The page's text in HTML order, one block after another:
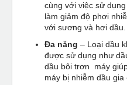
cùng với việc sử
làm giảm độ phơi
với sương và hơi dầu.
Đa năng – Loại dầu
được sử dụng như
dầu bôi trơn máy
máy bị nhiễm dầu gia